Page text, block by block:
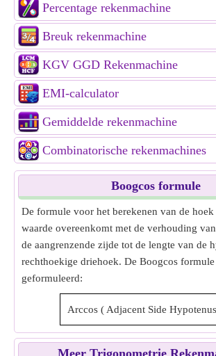
Percentage rekenmachine
Breuk rekenmachine
KGV GGD Rekenmachine
EMI-calculator
Gemiddelde rekenmachine
Combinatorische rekenmachines
Boogcos formule
De formule voor het berekenen van de
waarde overeenkomt met de verhouding
de aangrenzende zijde tot de lengte van de
rechthoekige driehoek. De Boogcos
geformuleerd:
Arccos ( Adjacent Side
Meer Trigonometrie